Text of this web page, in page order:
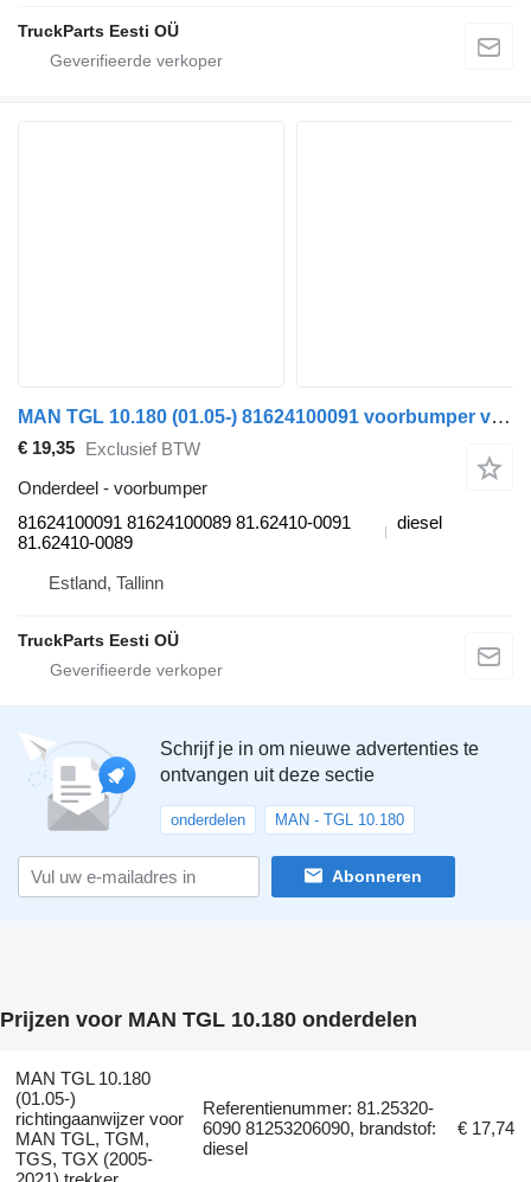
TruckParts Eesti OÜ
MAN TGL 10.180 (01.05-) 81624100091 voorbumper voor MAN TGL, TGM, TGS, TGX (2005-2021) trekker
€ 19,35 Exclusief BTW
Onderdeel - voorbumper
81624100091 81624100089 81.62410-0091
81.62410-0089
diesel
Estland, Tallinn
TruckParts Eesti OÜ
Schrijf je in om nieuwe advertenties te
ontvangen uit deze sectie
onderdelen MAN - TGL 10.180
Abonneren
Prijzen voor MAN TGL 10.180 onderdelen
MAN TGL 10.180
(01.05-)
richtingaanwijzer voor
MAN TGL, TGM,
TGS, TGX (2005-
Referentienummer: 81.25320-
6090 81253206090, brandstof:
diesel
€ 17,74